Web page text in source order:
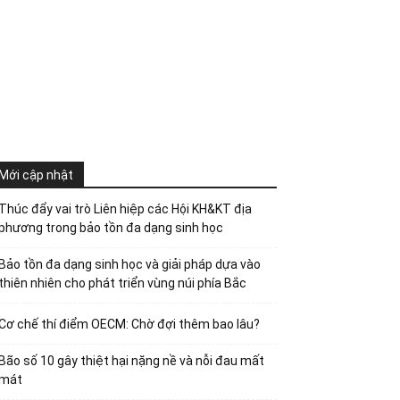
cập nhật
đẩy vai trò Liên hiệp các Hội KH&KT địa
trong bảo tồn đa dạng sinh học
tồn đa dạng sinh học và giải pháp dựa vào
nhiên cho phát triển vùng núi phía Bắc
chế thí điểm OECM: Chờ đợi thêm bao lâu?
số 10 gây thiệt hại nặng nề và nỗi đau mất